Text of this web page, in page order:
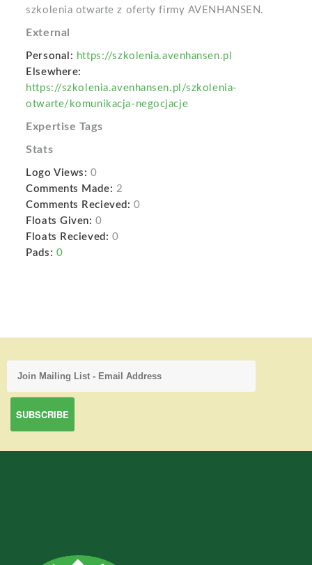
szkolenia otwarte z oferty firmy AVENHANSEN.
External
Personal: https://szkolenia.avenhansen.pl
Elsewhere:
https://szkolenia.avenhansen.pl/szkolenia-
otwarte/komunikacja-negocjacje
Expertise Tags
Stats
Logo Views: 0
Comments Made: 2
Comments Recieved: 0
Floats Given: 0
Floats Recieved: 0
Pads: 0